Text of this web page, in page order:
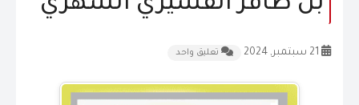
الشكاوى و الاقتراحات
إتصل بنا تعليق واحد